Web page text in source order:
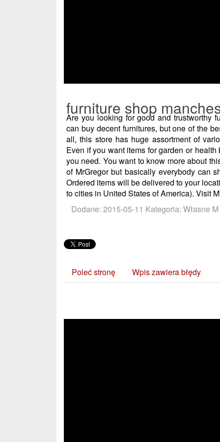
furniture shop
Are you looking for good and trustworthy
can buy decent furnitures, but one of the
all, this store has huge assortment of
Even if you want items for garden or
you need. You want to know more about
of MrGregor but basically everybody can
Ordered items will be delivered to your
to cities in United States of America). Visit
Dodane: 2015-05-11 Kategoria: Własne
Poleć stronę Wpis zawiera błędy